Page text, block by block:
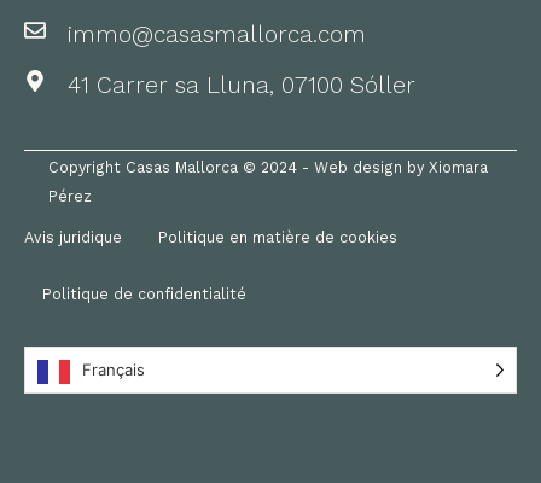
immo@casasmallorca.com
41 Carrer sa Lluna, 07100 Sóller
Copyright Casas Mallorca © 2024 - Web design by Xiomara
Pérez
Avis juridique Politique en matière de cookies
Politique de confidentialité
Français